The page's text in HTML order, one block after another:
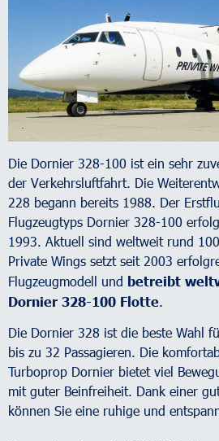
Die Dornier 328-100 ist ein sehr
der Verkehrsluftfahrt. Die
228 begann bereits 1988. Der
Flugzeugtyps Dornier 328-100
1993. Aktuell sind weltweit rund
Private Wings setzt seit 2003
Flugzeugmodell und betreibt
Dornier 328-100 Flotte.
Die Dornier 328 ist die beste Wahl
bis zu 32 Passagieren. Die
Turboprop Dornier bietet viel
mit guter Beinfreiheit. Dank einer
können Sie eine ruhige und